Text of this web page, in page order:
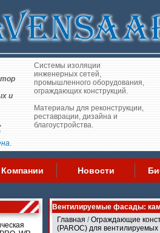
и
Системы изоляции
инженерных сетей,
промышленного оборудования,
ограждающих конструкций.
Материалы для реконструкции,
реставрации, дизайна и
благоустройства.
Новости
Вентилируемые фасады:
Главная /Ограждающие
(PAROC) для